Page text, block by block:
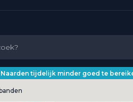
Naarden tijdelijk minder goed te